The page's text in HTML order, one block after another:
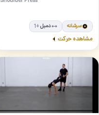
سرشانه دمبل +1
مشاهده حرکت